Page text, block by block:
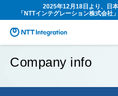
2025年12月18日より、日
「NTTインテグレーション株式会社
Company info